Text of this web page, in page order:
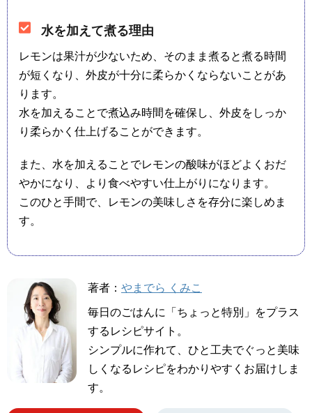
水を加えて煮る理由
レモンは果汁が少ないため、そのまま煮ると煮る時間
が短くなり、外皮が十分に柔らかくならないことがあ
ります。
水を加えることで煮込み時間を確保し、外皮をしっか
り柔らかく仕上げることができます。
また、水を加えることでレモンの酸味がほどよくおだ
やかになり、より食べやすい仕上がりになります。
このひと手間で、レモンの美味しさを存分に楽しめま
す。
著者： やまでら くみこ
毎日のごはんに「ちょっと特別」をプラス
するレシピサイト。
シンプルに作れて、ひと工夫でぐっと美味
しくなるレシピをわかりやすくお届けしま
す。